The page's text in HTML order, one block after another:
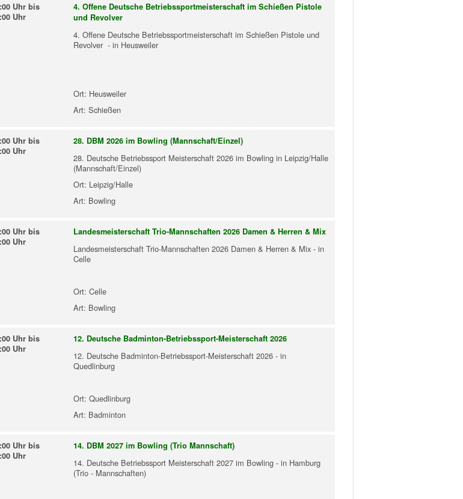
Uhr bis
Uhr
4. Offene Deutsche Betriebssportmeisterschaft im Schießen Pistole
und Revolver
4. Offene Deutsche Betriebssportmeisterschaft im Schießen Pistole und
Revolver - in Heusweiler
Ort: Heusweiler
Art: Schießen
Uhr bis
Uhr
28. DBM 2026 im Bowling (Mannschaft/Einzel)
28. Deutsche Betriebssport Meisterschaft 2026 im Bowling in Leipzig/Halle
(Mannschaft/Einzel)
Ort: Leipzig/Halle
Art: Bowling
Uhr bis
Uhr
Landesmeisterschaft Trio-Mannschaften 2026 Damen & Herren & Mix
Landesmeisterschaft Trio-Mannschaften 2026 Damen & Herren & Mix - in
Celle
Ort: Celle
Art: Bowling
Uhr bis
Uhr
12. Deutsche Badminton-Betriebssport-Meisterschaft 2026
12. Deutsche Badminton-Betriebssport-Meisterschaft 2026 - in
Quedlinburg
Ort: Quedlinburg
Art: Badminton
Uhr bis
Uhr
14. DBM 2027 im Bowling (Trio Mannschaft)
14. Deutsche Betriebssport Meisterschaft 2027 im Bowling - in Hamburg
(Trio - Mannschaften)